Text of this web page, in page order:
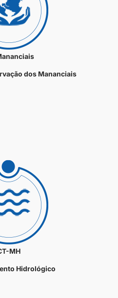
dos Mananciais
MH
Hidrológico